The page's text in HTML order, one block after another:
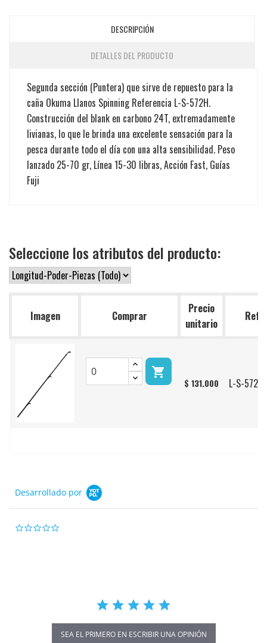
DESCRIPCIÓN
DETALLES DEL PRODUCTO
Segunda sección (Puntera) que sirve de repuesto para la
caña Okuma Llanos Spinning Referencia L-S-572H.
Construcción del blank en carbono 24T, extremadamente
livianas, lo que le brinda una excelente sensación para la
pesca durante todo el día con una alta sensibilidad. Peso
lanzado 25-70 gr, Línea 15-30 libras, Acción Fast, Guías
Fuji
Seleccione los atributos del producto:
Imagen Comprar
Precio
unitario
Ref.

$ 131.000 L-S-572H
Desarrollado por
SEA EL PRIMERO EN ESCRIBIR UNA OPINIÓN